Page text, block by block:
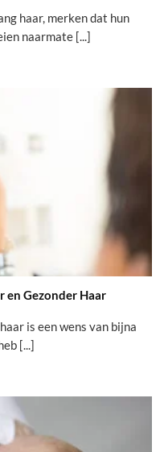
haar, merken dat hun
naarmate [...]
en Gezonder Haar
is een wens van bijna
[...]